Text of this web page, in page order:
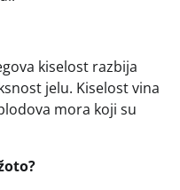
kiselost razbija
jelu. Kiselost vina
mora koji su